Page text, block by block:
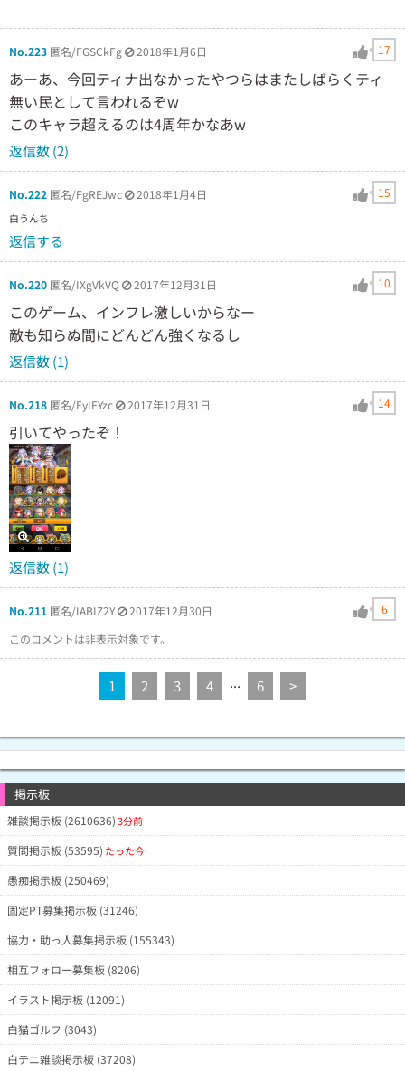
No.223 匿名/FGSCkFg 2018年1月6日 17
あーあ、今回ティナ出なかったやつらはまたしばらくティ
無い民として言われるぞw
このキャラ超えるのは4周年かなあw
返信数 (2)
No.222 匿名/FgREJwc 2018年1月4日 15
白うんち
返信する
No.220 匿名/IXgVkVQ 2017年12月31日 10
このゲーム、インフレ激しいからなー
敵も知らぬ間にどんどん強くなるし
返信数 (1)
No.218 匿名/EyIFYzc 2017年12月31日 14
引いてやったぞ！
返信数 (1)
No.211 匿名/IABIZ2Y 2017年12月30日
6
このコメントは非表示対象です。
1 2 3 4 ... 6 >
掲示板
雑談掲示板 (2610636)3分前
質問掲示板 (53595) たった今
愚痴掲示板 (250469)
固定PT募集掲示板 (31246)
協力・助っ人募集掲示板 (155343)
相互フォロー募集板 (8206)
イラスト掲示板 (12091)
白猫ゴルフ (3043)
白テニ雑談掲示板 (37208)